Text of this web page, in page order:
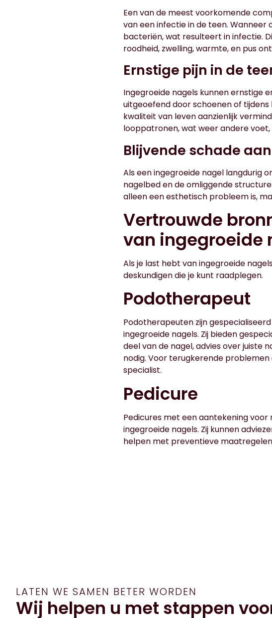
Een van de meest voorkomende
van een infectie in de teen.
bacteriën, wat resulteert in infectie.
roodheid, zwelling, warmte, en pus
Ernstige pijn in de
Ingegroeide nagels kunnen ernstige
uitgeoefend door schoenen of
kwaliteit van leven aanzienlijk
looppatronen, wat weer andere
Blijvende schade
Als een ingegroeide nagel langdurig
nagelbed en de omliggende
alleen een esthetisch probleem is,
Vertrouwde
van ingegroeide
Als je last hebt van ingegroeide
deskundigen die je kunt raadplegen.
Podotherapeut
Podotherapeuten zijn
ingegroeide nagels. Zij bieden
deel van de nagel, advies over juiste
nodig. Voor terugkerende
specialist.
Pedicure
Pedicures met een aantekening
ingegroeide nagels. Zij kunnen
helpen met preventieve
LATEN WE SAMEN BETER WORDEN
Wij helpen u met stappen